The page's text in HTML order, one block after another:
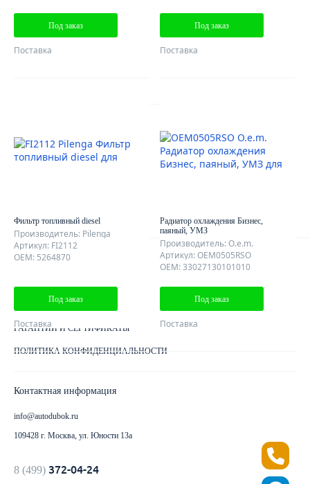
Под заказ
Поставка
Под заказ
Поставка
Фильтр топливный diesel
Производитель: Pilenga
Артикул: FI2112
OEM: 5264870
Под заказ
Поставка
Радиатор охлаждения Бизнес,
паяный, УМЗ
Производитель: O.e.m.
Артикул: OEM0505RSO
OEM: 33027130101010
Под заказ
Поставка
О КОМПАНИИ
КАРТА САЙТА
Клиентам
КАК ОПЛАТИТЬ ЗАКАЗ
ГАРАНТИИ И СЕРТИФИКАТЫ
ПОЛИТИКА КОНФИДЕНЦИАЛЬНОСТИ
Контактная информация
info@autodubok.ru
109428 г. Москва, ул. Юности 13а
8 (499) 372-04-24